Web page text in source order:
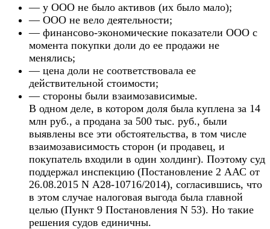
— у ООО не было активов (их было мало);
— ООО не вело деятельности;
— финансово-экономические показатели ООО с
момента покупки доли до ее продажи не
менялись;
— цена доли не соответствовала ее
действительной стоимости;
— стороны были взаимозависимые.
В одном деле, в котором доля была куплена за 14
млн руб., а продана за 500 тыс. руб., были
выявлены все эти обстоятельства, в том числе
взаимозависимость сторон (и продавец, и
покупатель входили в один холдинг). Поэтому суд
поддержал инспекцию (Постановление 2 ААС от
26.08.2015 N А28-10716/2014), согласившись, что
в этом случае налоговая выгода была главной
целью (Пункт 9 Постановления N 53). Но такие
решения судов единичны.